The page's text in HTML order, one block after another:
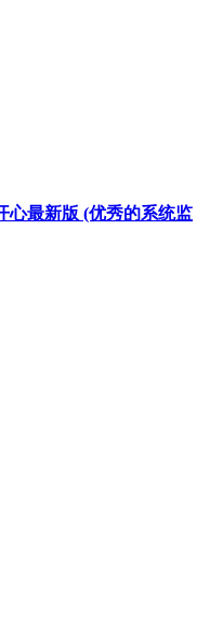
心最新版 (优秀的系统监